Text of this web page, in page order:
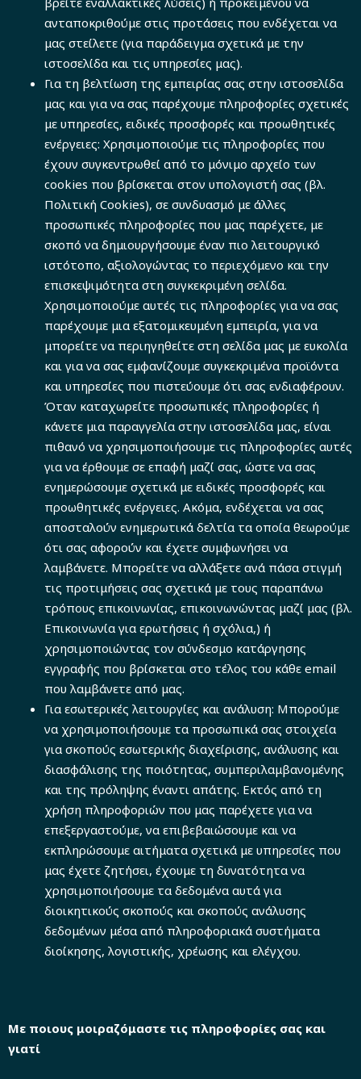
ανταποκριθούμε στις προτάσεις που ενδέχεται να
μας στείλετε (για παράδειγμα σχετικά με την
ιστοσελίδα και τις υπηρεσίες μας).
Για τη βελτίωση της εμπειρίας σας στην ιστοσελίδα
μας και για να σας παρέχουμε πληροφορίες σχετικές
με υπηρεσίες, ειδικές προσφορές και προωθητικές
ενέργειες: Χρησιμοποιούμε τις πληροφορίες που
έχουν συγκεντρωθεί από το μόνιμο αρχείο των
cookies που βρίσκεται στον υπολογιστή σας (βλ.
Πολιτική Cookies), σε συνδυασμό με άλλες
προσωπικές πληροφορίες που μας παρέχετε, με
σκοπό να δημιουργήσουμε έναν πιο λειτουργικό
ιστότοπο, αξιολογώντας το περιεχόμενο και την
επισκεψιμότητα στη συγκεκριμένη σελίδα.
Χρησιμοποιούμε αυτές τις πληροφορίες για να σας
παρέχουμε μια εξατομικευμένη εμπειρία, για να
μπορείτε να περιηγηθείτε στη σελίδα μας με ευκολία
και για να σας εμφανίζουμε συγκεκριμένα προϊόντα
και υπηρεσίες που πιστεύουμε ότι σας ενδιαφέρουν.
Όταν καταχωρείτε προσωπικές πληροφορίες ή
κάνετε μια παραγγελία στην ιστοσελίδα μας, είναι
πιθανό να χρησιμοποιήσουμε τις πληροφορίες αυτές
για να έρθουμε σε επαφή μαζί σας, ώστε να σας
ενημερώσουμε σχετικά με ειδικές προσφορές και
προωθητικές ενέργειες. Ακόμα, ενδέχεται να σας
αποσταλούν ενημερωτικά δελτία τα οποία θεωρούμε
ότι σας αφορούν και έχετε συμφωνήσει να
λαμβάνετε. Μπορείτε να αλλάξετε ανά πάσα στιγμή
τις προτιμήσεις σας σχετικά με τους παραπάνω
τρόπους επικοινωνίας, επικοινωνώντας μαζί μας (βλ.
Επικοινωνία για ερωτήσεις ή σχόλια,) ή
χρησιμοποιώντας τον σύνδεσμο κατάργησης
εγγραφής που βρίσκεται στο τέλος του κάθε email
που λαμβάνετε από μας.
Για εσωτερικές λειτουργίες και ανάλυση: Μπορούμε
να χρησιμοποιήσουμε τα προσωπικά σας στοιχεία
για σκοπούς εσωτερικής διαχείρισης, ανάλυσης και
διασφάλισης της ποιότητας, συμπεριλαμβανομένης
και της πρόληψης έναντι απάτης. Εκτός από τη
χρήση πληροφοριών που μας παρέχετε για να
επεξεργαστούμε, να επιβεβαιώσουμε και να
εκπληρώσουμε αιτήματα σχετικά με υπηρεσίες που
μας έχετε ζητήσει, έχουμε τη δυνατότητα να
χρησιμοποιήσουμε τα δεδομένα αυτά για
διοικητικούς σκοπούς και σκοπούς ανάλυσης
δεδομένων μέσα από πληροφοριακά συστήματα
διοίκησης, λογιστικής, χρέωσης και ελέγχου.
Με ποιους μοιραζόμαστε τις πληροφορίες σας και
γιατί